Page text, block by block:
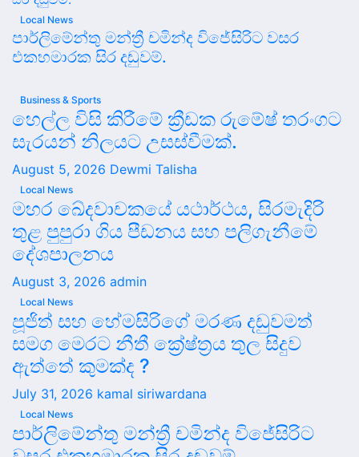
Local News
පාර්ලිමේන්තු මන්ත්‍රී චමින්ද විජේසිරිට වසර
එකහමාරක සිර දඬුවම්.
Business & Sports
හෙල්ල විසි කිරීමේ ක්‍රීඩක රුමේෂ් තරංගට
සැරයන් නිලයට උසස්වීමක්.
August 5, 2026 Dewmi Talisha
Local News
මහර ඛේදවාචකයේ යථාර්ථය, සිරමැදිරි
තුළ පුපුරා ගිය පීඩනය සහ පලිගැනීමේ
දේශපාලනය
August 3, 2026 admin
Local News
පූජිත් සහ හේමසිරිගේ මරණ දඩුවමත්
සමග මෙරට නීතී ක්‍රේෂ්ත්‍රය තුල සිදුව
ඇත්තේ කුමක්ද ?
July 31, 2026 kamal siriwardana
Local News
පාර්ලිමේන්තු මන්ත්‍රී චමින්ද විජේසිරිට